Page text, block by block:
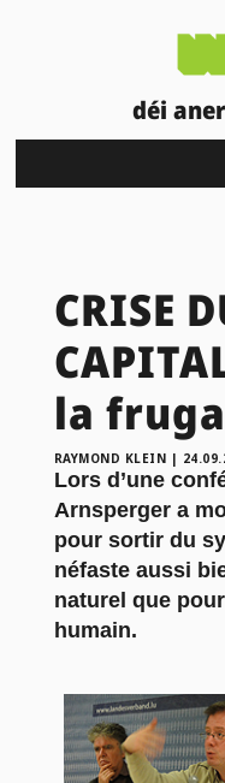
déi
CRISE
la
RAYMOND KLEIN |
Lors d’une
Arnsperger a
pour sortir du
néfaste aussi
naturel que
humain.